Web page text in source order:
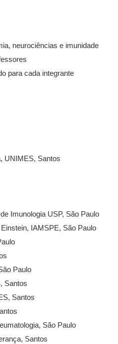
neurociências e imunidade
para cada integrante
UNIMES, Santos
Imunologia USP, São Paulo
IAMSPE, São Paulo
Paulo
Santos
Santos
São Paulo
Santos